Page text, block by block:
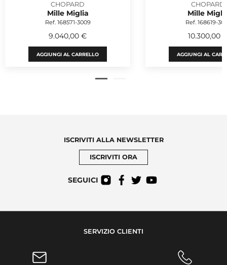
CHOPARD
Mille Miglia
Ref. 168571-3009
9.040,00 €
AGGIUNGI AL CARRELLO
CHOPARD
Mille
Ref. 168619-
10.300,00
AGGIUNGI AL
ISCRIVITI ALLA NEWSLETTER
ISCRIVITI ORA
SEGUICI
SERVIZIO CLIENTI